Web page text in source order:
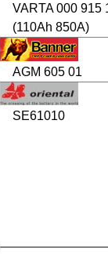
VARTA 000 915
(110Ah 850A)
AGM 605 01
SE61010